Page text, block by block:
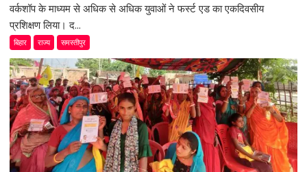
वर्कशॉप के माध्यम से अधिक से अधिक युवाओं ने फर्स्ट एड का एकदिवसीय
प्रशिक्षण लिया। द...
बिहार राज्य समस्तीपुर